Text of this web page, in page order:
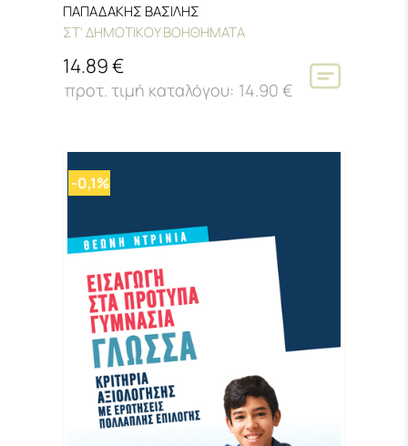
ΠΑΠΑΔΑΚΗΣ ΒΑΣΙΛΗΣ
ΣΤ' ΔΗΜΟΤΙΚΟΥ ΒΟΗΘΗΜΑΤΑ
14.89 €
14.90 €
-0,1%